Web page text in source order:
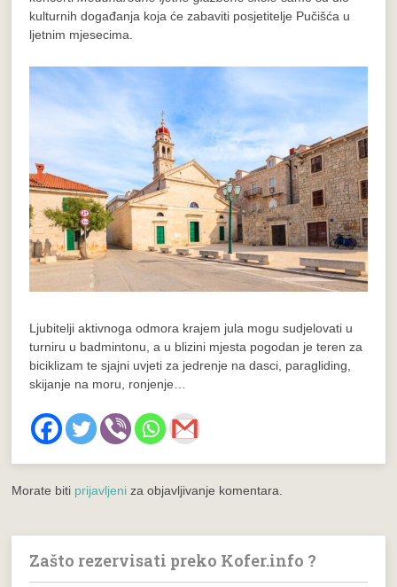
kulturnih događanja koja će zabaviti posjetitelje Pučišća u
ljetnim mjesecima.
Ljubitelji aktivnoga odmora krajem jula mogu sudjelovati u
turniru u badmintonu, a u blizini mjesta pogodan je teren za
biciklizam te sjajni uvjeti za jedrenje na dasci, paragliding,
skijanje na moru, ronjenje…
Morate biti prijavljeni za objavljivanje komentara.
Zašto rezervisati preko Kofer.info ?